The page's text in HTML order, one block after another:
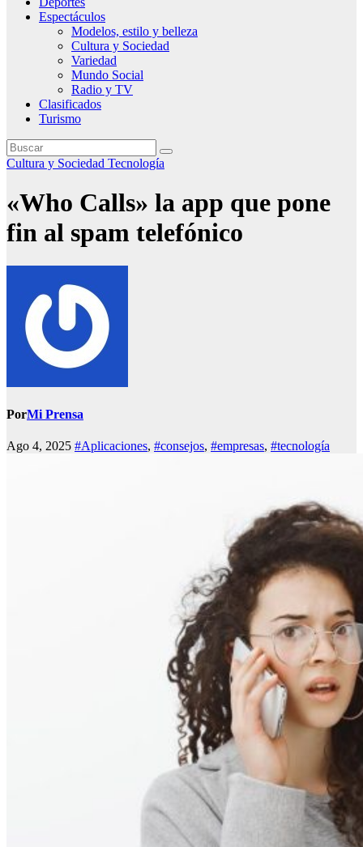
Espectáculos
Modelos, estilo y belleza
Cultura y Sociedad
Variedad
Mundo Social
Radio y TV
Clasificados
Turismo
Cultura y Sociedad Tecnología
«Who Calls» la app que pone
fin al spam telefónico
PorMi Prensa
Ago 4, 2025 #Aplicaciones, #consejos, #empresas, #tecnología